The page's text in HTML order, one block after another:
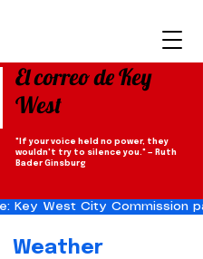
El correo de Key
West
"If your voice held no power, they
wouldn't try to silence you." — Ruth
Bader Ginsburg
Key West City Commission
Weather